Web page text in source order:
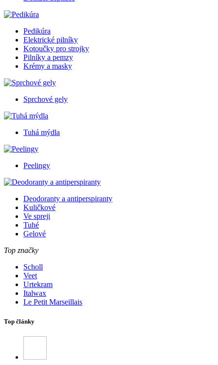
Pedikúra
Elektrické pilníky
Kotoučky pro strojky
Pilníky a pemzy
Krémy a masky
Sprchové gely
Tuhá mýdla
Peelingy
Deodoranty a antiperspiranty
Kuličkové
Ve spreji
Tuhé
Gelové
Top značky
Scholl
Veet
Urtekram
Italwax
Le Petit Marseillais
Top články